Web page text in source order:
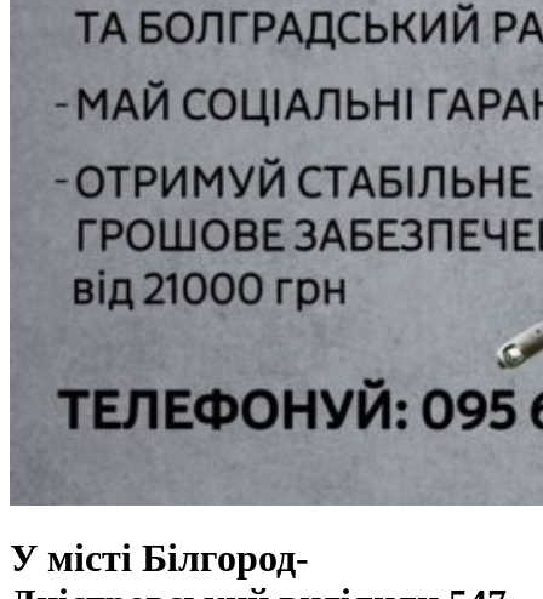
У місті Білгород-